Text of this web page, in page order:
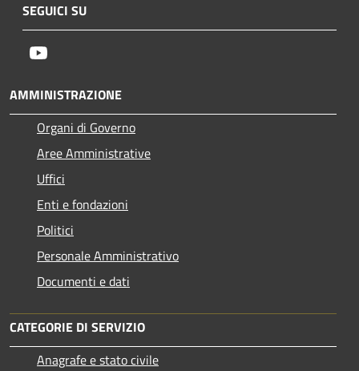
SEGUICI SU
AMMINISTRAZIONE
Organi di Governo
Aree Amministrative
Uffici
Enti e fondazioni
Politici
Personale Amministrativo
Documenti e dati
CATEGORIE DI SERVIZIO
Anagrafe e stato civile